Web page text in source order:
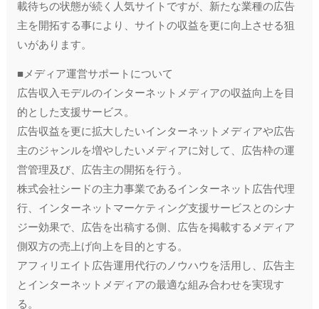
載待ちの状態が続く人気サイトですが、新たな業種の広告
主を開拓する事により、サイトの収益を更に向上させる狙
いがあります。
■メディア運営サポートについて
広告収入モデルのインターネットメディアの収益向上を目
的とした支援サービス。
広告収益を更に拡大したいインターネットメディアや広告
主のジャンルを増やしたいメディアに対して、広告枠の運
営管理及び、広告主の開拓を行う。
株式会社シードの主力事業であるインターネット広告代理
行、インターネットマーケティング支援サービスとのシナ
ジー効果で、広告を出稿する側、広告を掲載するメディア
側双方の売上げ向上を目的とする。
アフィリエイト広告運用代行のノウハウを活用し、広告主
とインターネットメディアの最適な組み合わせを実現す
る。